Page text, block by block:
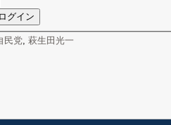
民党 萩生田光一